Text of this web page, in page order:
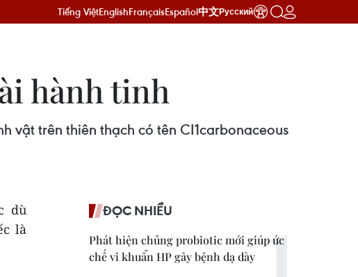
Tiếng ViệtEnglishFrançaisEspañol中文Русский
hành tinh
vật trên thiên thạch có tên CI1carbonaceous
dù
là
ĐỌC NHIỀU
Phát hiện chủng probiotic mới giúp ức
chế vi khuẩn HP gây bệnh dạ dày